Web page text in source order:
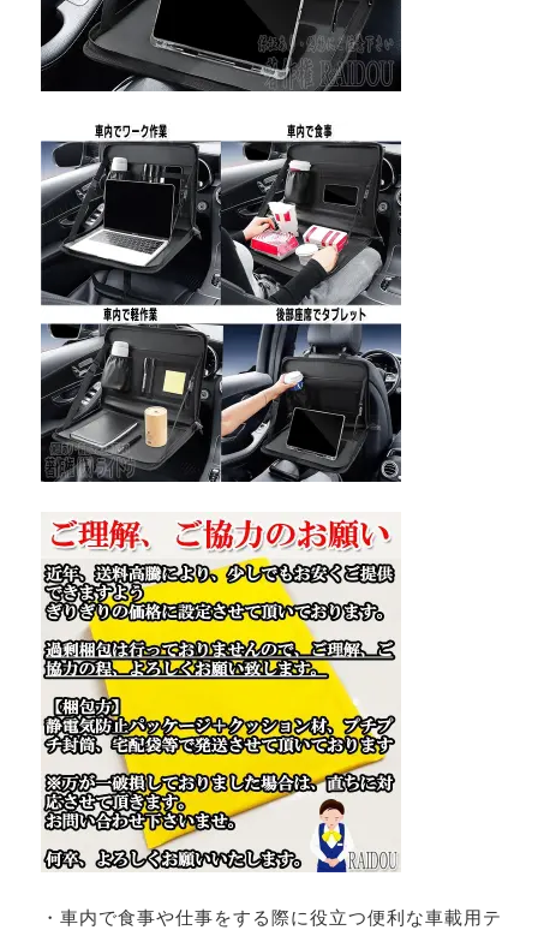
・車内で食事や仕事をする際に役立つ便利な車載用テ